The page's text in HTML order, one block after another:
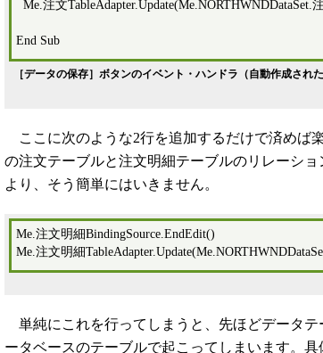
Me.注文TableAdapter.Update(Me.NORTHWNDDataSet.
End Sub
［データの保存］ボタンのイベント・ハンドラ（自動作成された
ここに次のような2行を追加するだけで済めば
の注文テーブルと注文明細テーブルのリレーシ
より、そう簡単にはいきません。
Me.注文明細BindingSource.EndEdit()
Me.注文明細
単純にこれを行ってしまうと、先ほどデータ
ータベースのテーブルで起こってしまいます。